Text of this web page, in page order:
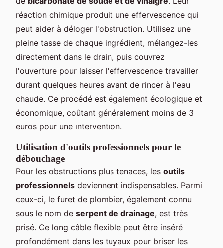
réaction chimique produit une effervescence qui
peut aider à déloger l'obstruction. Utilisez une
pleine tasse de chaque ingrédient, mélangez-les
directement dans le drain, puis couvrez
l'ouverture pour laisser l'effervescence travailler
durant quelques heures avant de rincer à l'eau
chaude. Ce procédé est également écologique et
économique, coûtant généralement moins de 3
euros pour une intervention.
Utilisation d'outils professionnels pour le
débouchage
Pour les obstructions plus tenaces, les outils
professionnels deviennent indispensables. Parmi
ceux-ci, le furet de plombier, également connu
sous le nom de serpent de drainage, est très
prisé. Ce long câble flexible peut être inséré
profondément dans les tuyaux pour briser les